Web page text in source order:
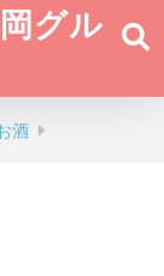
グル
酒